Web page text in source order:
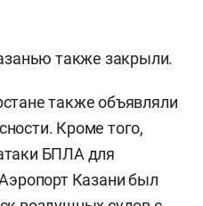
также закрыли.
также объявляли
Кроме того,
БПЛА для
Казани был